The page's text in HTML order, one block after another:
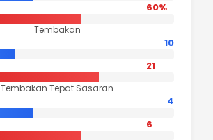
60%
Tembakan
10
21
Tembakan Tepat Sasaran
4
6